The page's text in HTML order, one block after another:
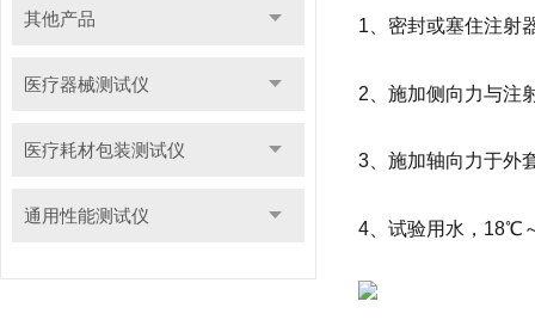
其他产品
医疗器械测试仪
医疗耗材包装测试仪
通用性能测试仪
1、密封或塞住注射
2、施加侧向力与注
3、施加轴向力于外
4、试验用水，18℃